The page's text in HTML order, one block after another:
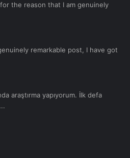
the reason that I am genuinely
remarkable post, I have got
araştırma yapıyorum. İlk defa